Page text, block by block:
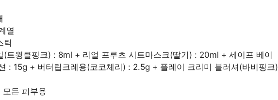
열
틱
(트윙클핑크) : 8ml + 리얼 프루츠 시트마스크(딸기) : 20ml + 세이프 베이
: 15g + 버터립크레용(코코체리) : 2.5g + 플레이 크리미 블러셔(바비핑크)
든 피부용